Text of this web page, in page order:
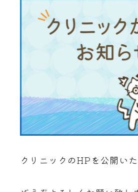
クリニックのHPを公開いた